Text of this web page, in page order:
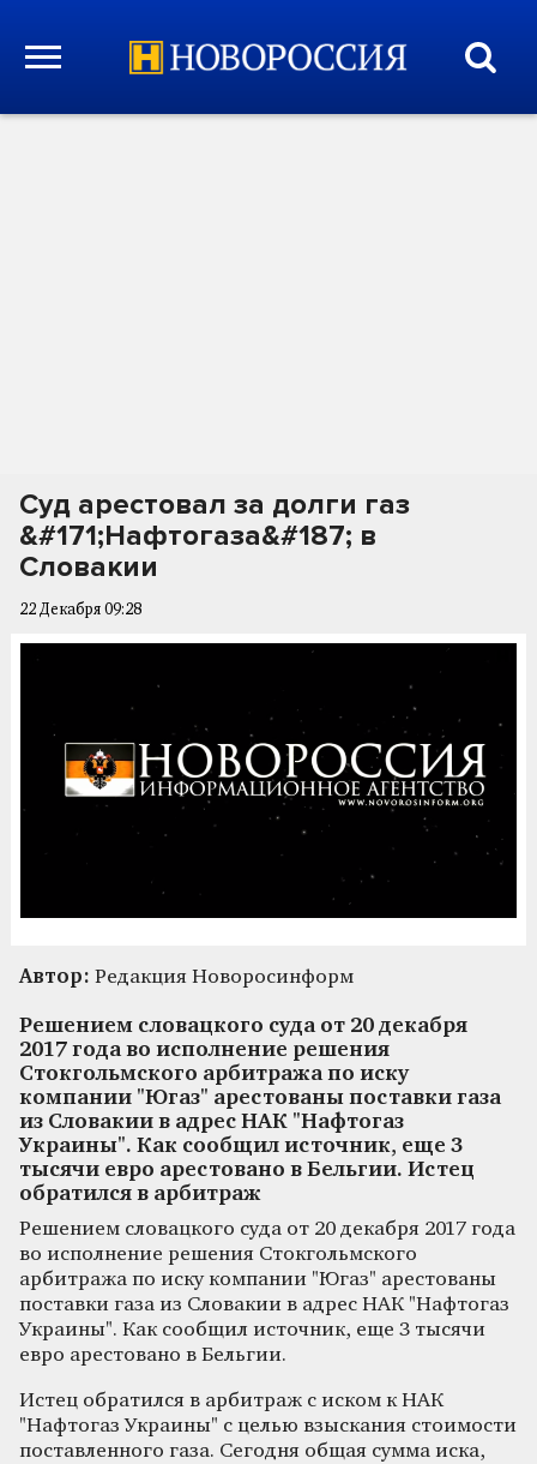
Суд арестовал за долги газ
&#171;Нафтогаза&#187; в
Словакии
22 Декабря 09:28
Автор: Редакция Новоросинформ
Решением словацкого суда от 20 декабря
2017 года во исполнение решения
Стокгольмского арбитража по иску
компании "Югаз" арестованы поставки газа
из Словакии в адрес НАК "Нафтогаз
Украины". Как сообщил источник, еще 3
тысячи евро арестовано в Бельгии. Истец
обратился в арбитраж
Решением словацкого суда от 20 декабря 2017 года
во исполнение решения Стокгольмского
арбитража по иску компании "Югаз" арестованы
поставки газа из Словакии в адрес НАК "Нафтогаз
Украины". Как сообщил источник, еще 3 тысячи
евро арестовано в Бельгии.
Истец обратился в арбитраж с иском к НАК
"Нафтогаз Украины" с целью взыскания стоимости
поставленного газа. Сегодня общая сумма иска,